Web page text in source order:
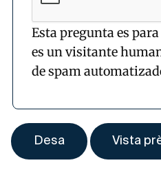
Esta pregunta es
es un visitante
de spam